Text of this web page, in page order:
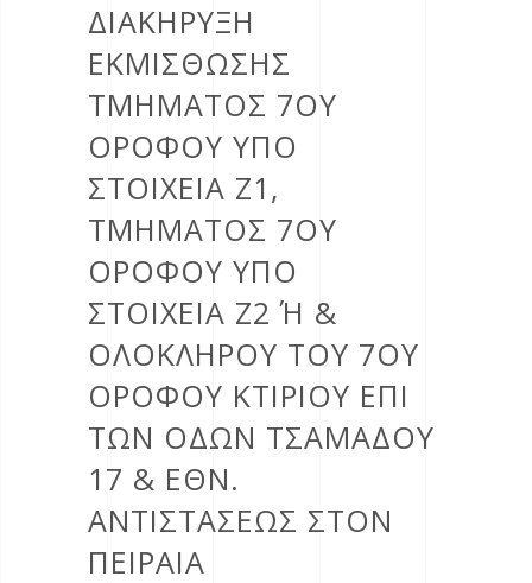
ΔΙΑΚΗΡΥΞΗ
ΕΚΜΙΣΘΩΣΗΣ
ΤΜΗΜΑΤΟΣ 7ΟΥ
ΟΡΟΦΟΥ ΥΠΟ
ΣΤΟΙΧΕΙΑ Ζ1,
ΤΜΗΜΑΤΟΣ 7ΟΥ
ΟΡΟΦΟΥ ΥΠΟ
ΣΤΟΙΧΕΙΑ Ζ2 Ή & Ο
ΛΟΚΛΗΡΟΥ ΤΟΥ 7ΟΥ Ο
ΡΟΦΟΥ ΚΤΙΡΙΟΥ ΕΠΙ Τ
ΩΝ ΟΔΩΝ ΤΣΑΜΑΔΟΥ 1
7 & ΕΘΝ. Α
ΝΤΙΣΤΑΣΕΩΣ ΣΤΟΝ Π
ΕΙΡΑΙΑ